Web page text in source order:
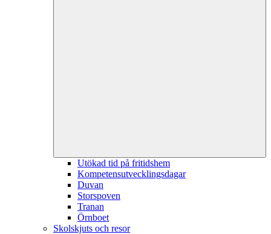
Utökad tid på fritidshem
Kompetensutvecklingsdagar
Duvan
Storspoven
Tranan
Örnboet
Skolskjuts och resor